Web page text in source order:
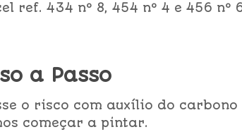
ref. 434 nº 8, 454 nº 4 e 456 nº
a Passo
o risco com auxílio do
começar a pintar.